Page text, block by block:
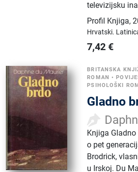
televizijsku
Profil Knjiga,
Hrvatski.
7,42 €
BRITANSKA
ROMAN •
PSIHOLOŠKI
Gladno
Knjiga
o pet
Brodrick,
u Irskoj. Du